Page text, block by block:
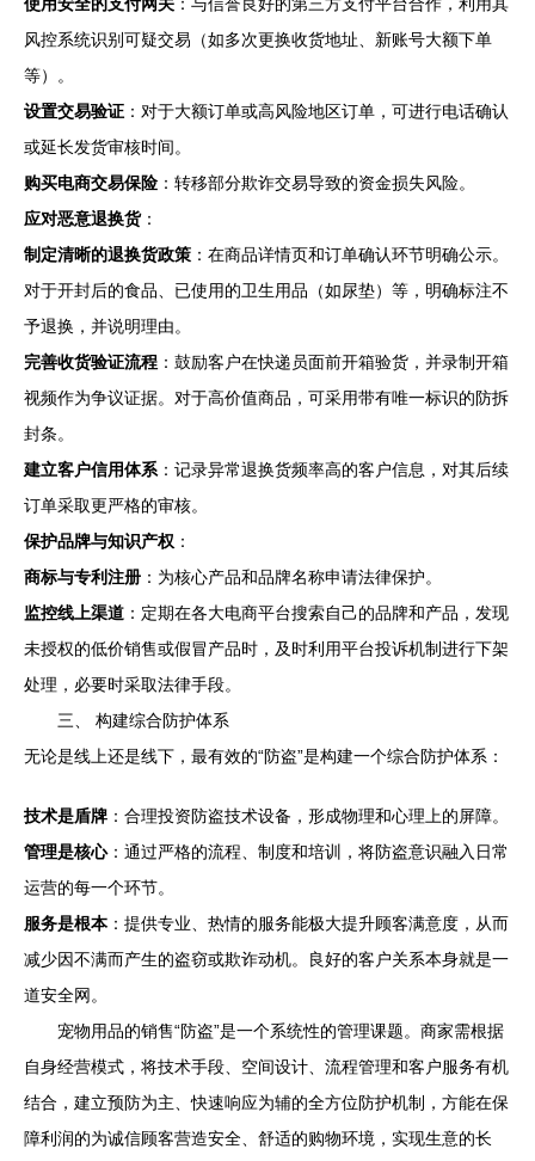
风控系统识别可疑交易（如多次更换收货地址、新账号大额下单
等）。
设置交易验证 ：对于大额订单或高风险地区订单，可进行电话确认
或延长发货审核时间。
购买电商交易保险 ：转移部分欺诈交易导致的资金损失风险。
应对恶意退换货：
制定清晰的退换货政策 ：在商品详情页和订单确认环节明确公示。
对于开封后的食品、已使用的卫生用品（如尿垫）等，明确标注不
予退换，并说明理由。
完善收货验证流程 ：鼓励客户在快递员面前开箱验货，并录制开箱
视频作为争议证据。对于高价值商品，可采用带有唯一标识的防拆
封条。
建立客户信用体系 ：记录异常退换货频率高的客户信息，对其后续
订单采取更严格的审核。
保护品牌与知识产权 ：
商标与专利注册 ：为核心产品和品牌名称申请法律保护。
监控线上渠道 ：定期在各大电商平台搜索自己的品牌和产品，发现
未授权的低价销售或假冒产品时，及时利用平台投诉机制进行下架
处理，必要时采取法律手段。
三、 构建综合防护体系
无论是线上还是线下，最有效的“防盗”是构建一个综合防护体系：
技术是盾牌 ：合理投资防盗技术设备，形成物理和心理上的屏障。
管理是核心：通过严格的流程、制度和培训，将防盗意识融入日常
运营的每一个环节。
服务是根本：提供专业、热情的服务能极大提升顾客满意度，从而
减少因不满而产生的盗窃或欺诈动机。良好的客户关系本身就是一
道安全网。
宠物用品的销售“防盗”是一个系统性的管理课题。商家需根据
自身经营模式，将技术手段、空间设计、流程管理和客户服务有机
结合，建立预防为主、快速响应为辅的全方位防护机制，方能在保
障利润的为诚信顾客营造安全、舒适的购物环境，实现生意的长